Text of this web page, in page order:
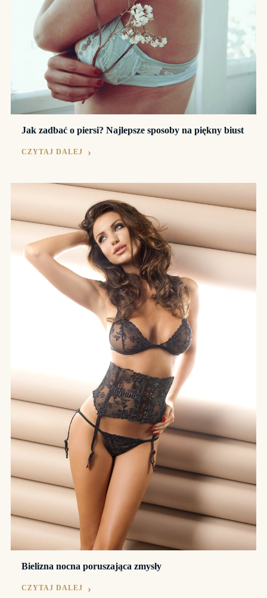
Jak zadbać o piersi? Najlepsze sposoby na piękny biust
CZYTAJ DALEJ
Bielizna nocna poruszająca zmysły
CZYTAJ DALEJ